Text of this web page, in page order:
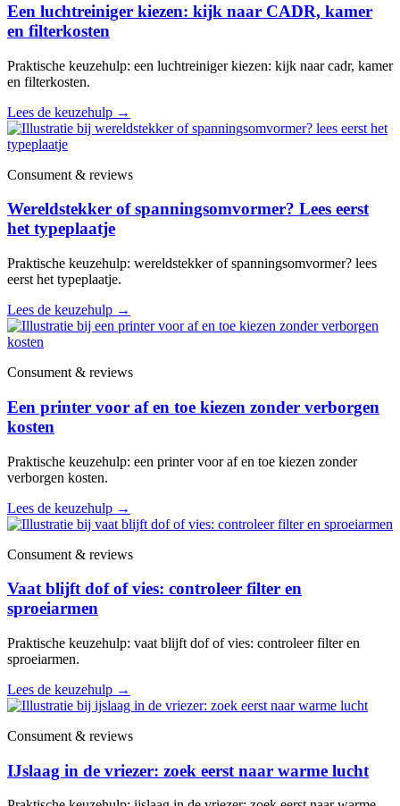
Een luchtreiniger kiezen: kijk naar CADR, kamer
en filterkosten
Praktische keuzehulp: een luchtreiniger kiezen: kijk naar cadr, kamer
en filterkosten.
Lees de keuzehulp →
Consument & reviews
Wereldstekker of spanningsomvormer? Lees eerst
het typeplaatje
Praktische keuzehulp: wereldstekker of spanningsomvormer? lees
eerst het typeplaatje.
Lees de keuzehulp →
Consument & reviews
Een printer voor af en toe kiezen zonder verborgen
kosten
Praktische keuzehulp: een printer voor af en toe kiezen zonder
verborgen kosten.
Lees de keuzehulp →
Consument & reviews
Vaat blijft dof of vies: controleer filter en
sproeiarmen
Praktische keuzehulp: vaat blijft dof of vies: controleer filter en
sproeiarmen.
Lees de keuzehulp →
Consument & reviews
IJslaag in de vriezer: zoek eerst naar warme lucht